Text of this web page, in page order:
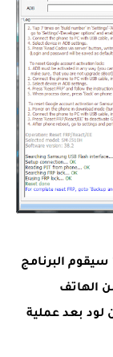
سيقوم البرنامج
الهاتف
لود بعد عملية